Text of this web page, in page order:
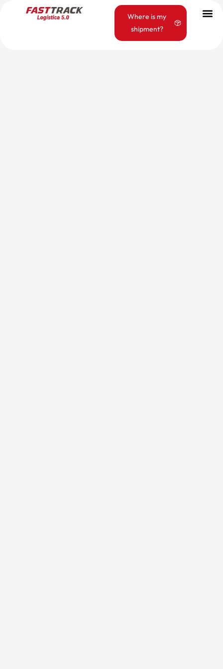
Where is my
shipment?